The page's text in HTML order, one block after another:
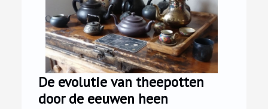
De evolutie van theepotten
door de eeuwen heen